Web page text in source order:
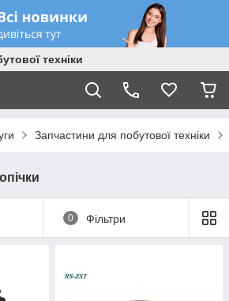
техніки
Запчастини для побутової техніки
0 Фільтри